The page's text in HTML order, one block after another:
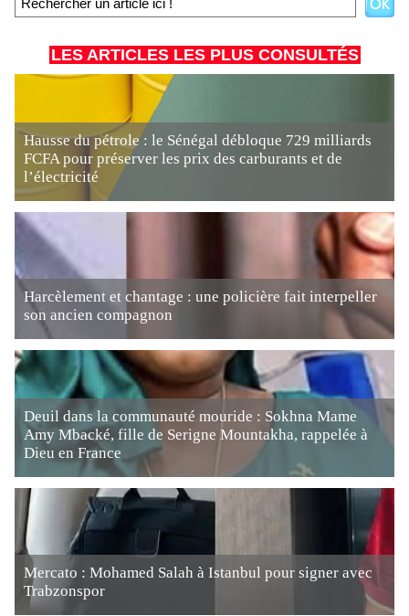
LES ARTICLES LES PLUS CONSULTÉS
Hausse du pétrole : le Sénégal débloque 729 milliards
FCFA pour préserver les prix des carburants et de
l’électricité
Harcèlement et chantage : une policière fait interpeller
son ancien compagnon
Deuil dans la communauté mouride : Sokhna Mame
Amy Mbacké, fille de Serigne Mountakha, rappelée à
Dieu en France
Mercato : Mohamed Salah à Istanbul pour signer avec
Trabzonspor